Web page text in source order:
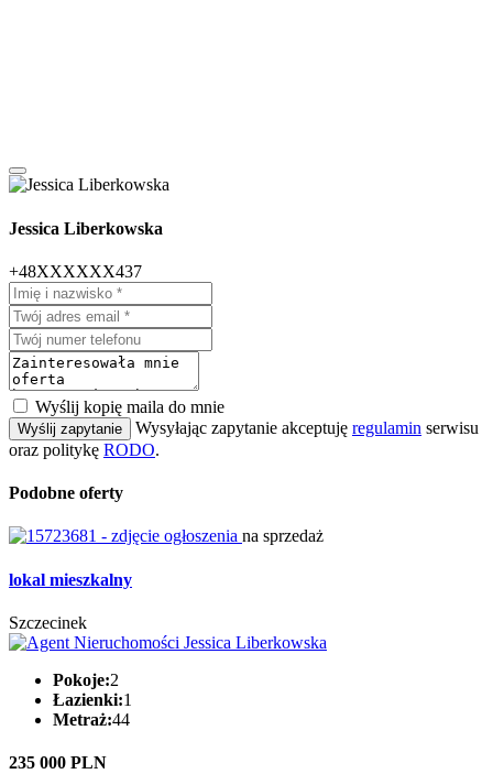
Jessica Liberkowska
+48XXXXXX437
Wyślij kopię maila do mnie
Wyślij zapytanie Wysyłając zapytanie akceptuję regulamin serwisu
oraz politykę RODO.
Podobne oferty
na sprzedaż
lokal mieszkalny
Szczecinek
Pokoje:2
Łazienki:1
Metraż:44
235 000 PLN